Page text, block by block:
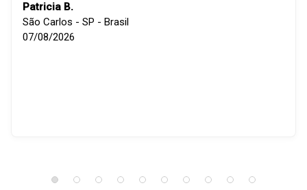
Patricia B.
São Carlos - SP - Brasil
07/08/2026